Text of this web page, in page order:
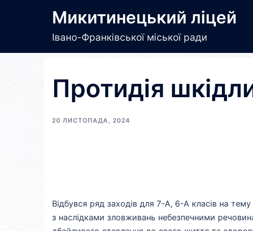
Микитинецький ліцей
Івано-Франківської міської ради
Протидія
20 ЛИСТОПАДА, 2024
Відбувся ряд заходів для 7-А, 6-А класів на
з наслідками зловживань небезпечними